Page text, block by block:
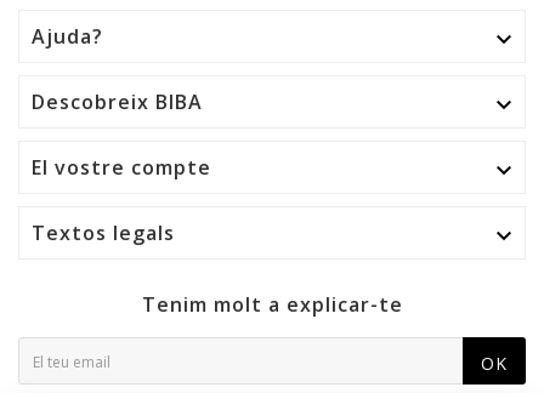
Ajuda? 
Descobreix BIBA 
El vostre compte 
Textos legals 
Tenim molt a explicar-te
OK